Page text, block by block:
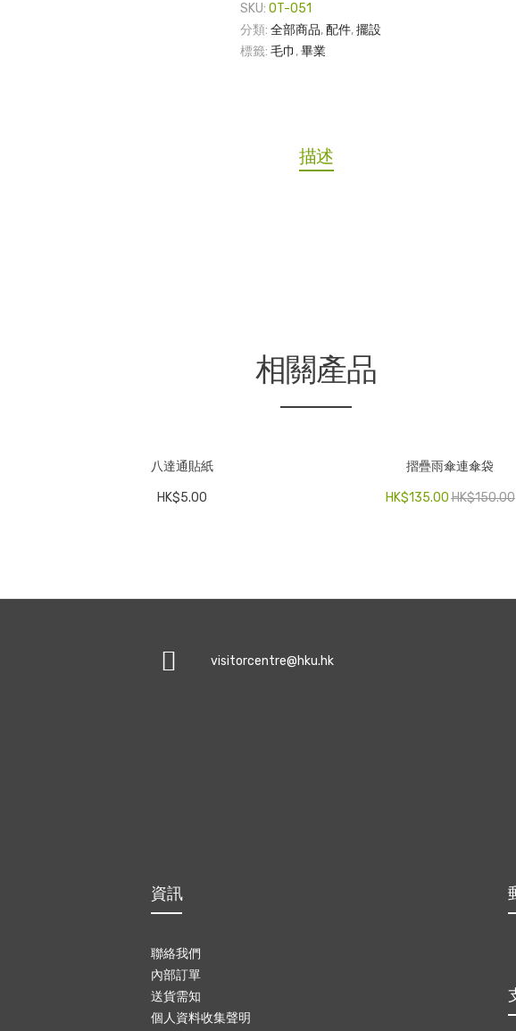
畢
SKU: OT-051
分類: 全部商品,配件,擺設
標籤: 毛巾 ,畢業
描述
相關產品
八達通貼紙
HK$5.00
摺疊雨傘連傘袋
HK$150.00
HK$135.00
visitorcentre@hku.hk
資訊
聯絡我們
內部訂單
送貨需知
個人資料收集聲明